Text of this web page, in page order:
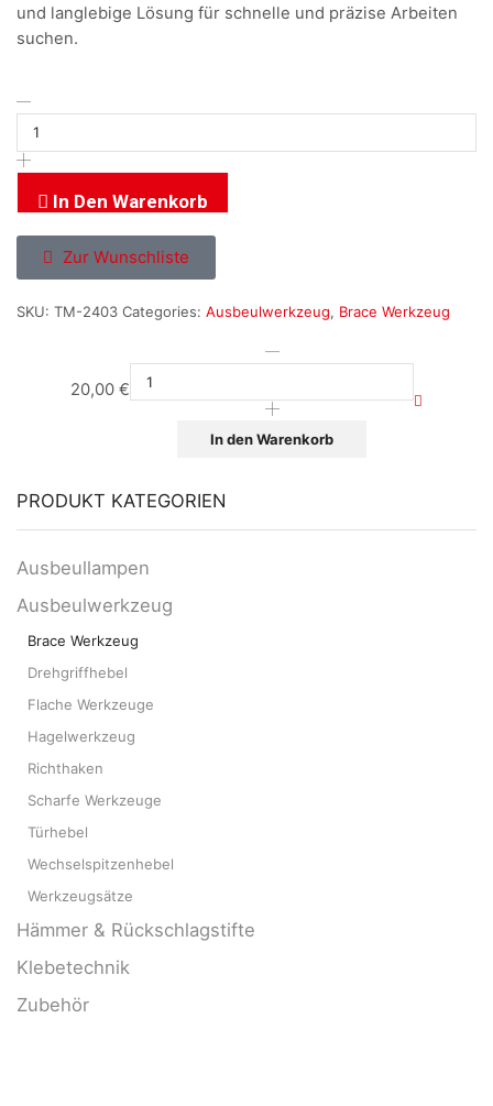
und langlebige Lösung für schnelle und präzise Arbeiten
suchen.
In Den Warenkorb
Zur Wunschliste
SKU: TM-2403 Categories: Ausbeulwerkzeug, Brace Werkzeug
20,00 €
In den Warenkorb
PRODUKT KATEGORIEN
Ausbeullampen
Ausbeulwerkzeug
Brace Werkzeug
Drehgriffhebel
Flache Werkzeuge
Hagelwerkzeug
Richthaken
Scharfe Werkzeuge
Türhebel
Wechselspitzenhebel
Werkzeugsätze
Hämmer & Rückschlagstifte
Klebetechnik
Zubehör